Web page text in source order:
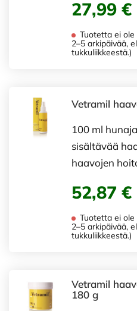
27,99 €
Tuotetta ei ole
2–5 arkipäivää,
tukkuliikkeestä.)
Vetramil
100 ml
sisältävää
haavojen
52,87 €
Tuotetta ei ole
2–5 arkipäivää,
tukkuliikkeestä.)
Vetramil
180 g